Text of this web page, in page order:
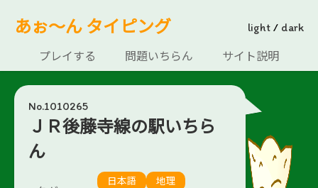
あぉ～ん タイピング light / dark
プレイする 問題いちらん サイト説明
No.1010265
ＪＲ後藤寺線の駅いちら
ん
日本語
地理